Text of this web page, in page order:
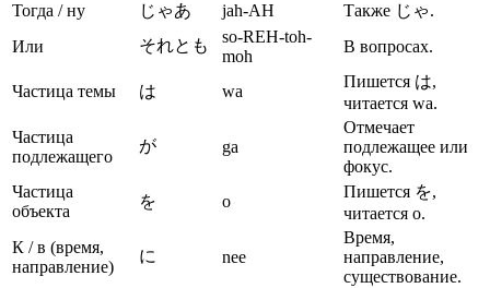
Тогда / ну
じゃあ jah-AH
Также じゃ.
Или
それとも
so-REH-toh-
moh
В вопросах.
Частица темы は wa
Пишется は,
читается wa.
Частица
подлежащего
が ga
Отмечает
подлежащее или
фокус.
Частица
объекта
を o
Пишется を,
читается o.
К / в (время,
направление)
に nee
Время,
направление,
существование.